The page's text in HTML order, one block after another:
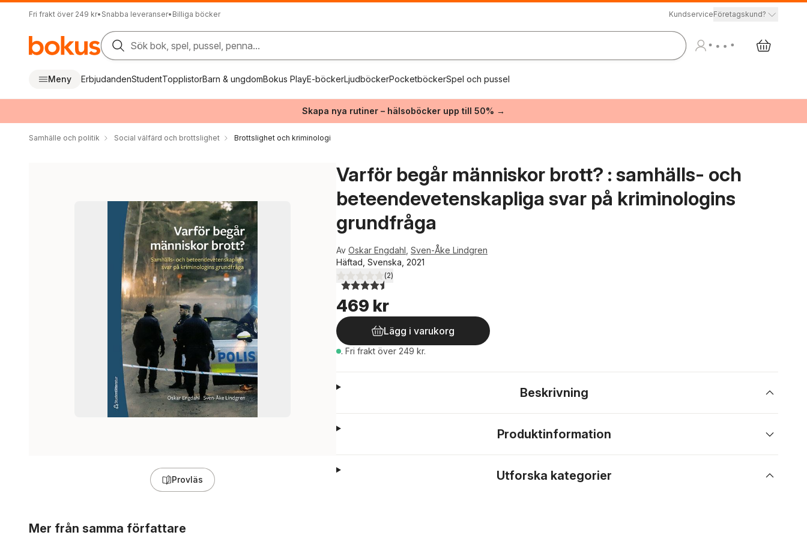
Fri frakt över 249 kr• Snabba leveranser• Billiga böcker KundserviceFöretagskund?
Sök bok, spel, pussel, penna...
Meny ErbjudandenStudentTopplistorBarn & ungdomBokus PlayE-böckerLjudböckerPocketböckerSpel och pussel
Skapa nya rutiner – hälsoböcker upp till 50% →
Samhälle och politik Social välfärd och brottslighet Brottslighet och kriminologi
Provläs
Varför begår människor brott? : samhälls- och
beteendevetenskapliga svar på kriminologins
grundfråga
Av Oskar Engdahl Sven-Åke Lindgren
Häftad, Svenska, 2021
4,5utav 5 stjärnor. Totalt antal röster:
(2)
469 kr
Lägg i varukorg
. Fri frakt över 249 kr.
Beskrivning
Produktinformation
Utforska kategorier
Mer från samma författare